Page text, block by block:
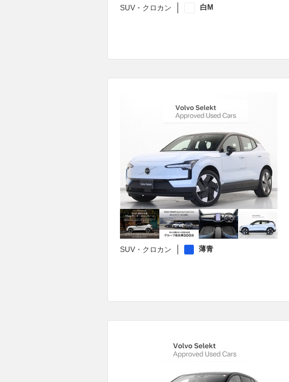
SUV・クロカン 白M
SUV・クロカン 薄青